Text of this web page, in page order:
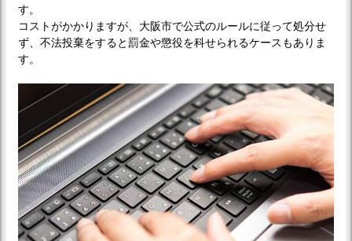
す。
コストがかかりますが、大阪市で公式のルールに従って処分せ
ず、不法投棄をすると罰金や懲役を科せられるケースもありま
す。